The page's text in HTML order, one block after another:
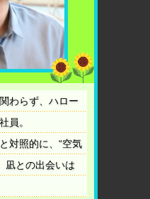
わらず、ハロー
員。
対照的に、“空気
凪との出会いは